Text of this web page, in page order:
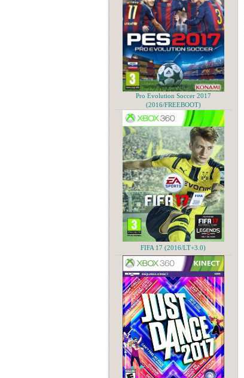
Pro Evolution Soccer 2017
(2016/FREEBOOT)
FIFA 17 (2016/LT+3.0)